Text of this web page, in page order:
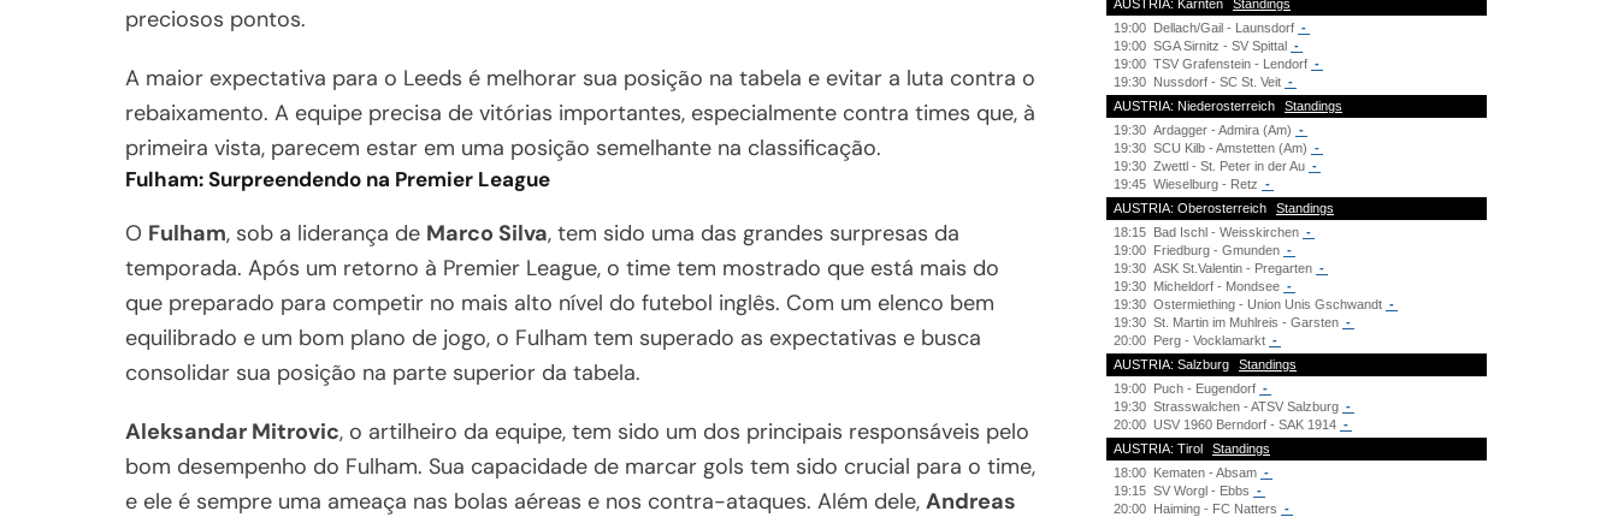
preciosos pontos.
A maior expectativa para o Leeds é melhorar sua posição na tabela e evitar a luta contra o
rebaixamento. A equipe precisa de vitórias importantes, especialmente contra times que, à
primeira vista, parecem estar em uma posição semelhante na classificação.
Fulham: Surpreendendo na Premier League
O Fulham, sob a liderança de Marco Silva, tem sido uma das grandes surpresas da
temporada. Após um retorno à Premier League, o time tem mostrado que está mais do
que preparado para competir no mais alto nível do futebol inglês. Com um elenco bem
equilibrado e um bom plano de jogo, o Fulham tem superado as expectativas e busca
consolidar sua posição na parte superior da tabela.
Aleksandar Mitrovic, o artilheiro da equipe, tem sido um dos principais responsáveis pelo
bom desempenho do Fulham. Sua capacidade de marcar gols tem sido crucial para o time,
e ele é sempre uma ameaça nas bolas aéreas e nos contra-ataques. Além dele, Andreas